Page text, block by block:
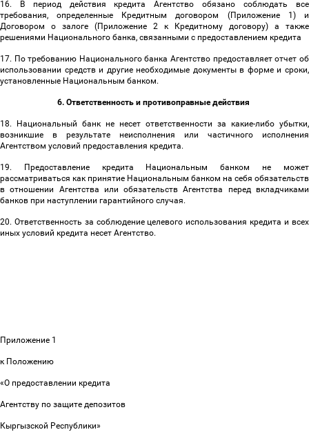
16. В период действия кредита Агентство обязано соблюдать все
требования, определенные Кредитным договором (Приложение 1) и
Договором о залоге (Приложение 2 к Кредитному договору) а также
решениями Национального банка, связанными с предоставлением кредита
17. По требованию Национального банка Агентство предоставляет отчет об
использовании средств и другие необходимые документы в форме и сроки,
установленные Национальным банком.
6. Ответственность и противоправные действия
18. Национальный банк не несет ответственности за какие-либо убытки,
возникшие в результате неисполнения или частичного исполнения
Агентством условий предоставления кредита.
19. Предоставление кредита Национальным банком не может
рассматриваться как принятие Национальным банком на себя обязательств
в отношении Агентства или обязательств Агентства перед вкладчиками
банков при наступлении гарантийного случая.
20. Ответственность за соблюдение целевого использования кредита и всех
иных условий кредита несет Агентство.
Приложение 1
к Положению
«О предоставлении кредита
Агентству по защите депозитов
Кыргызской Республики»